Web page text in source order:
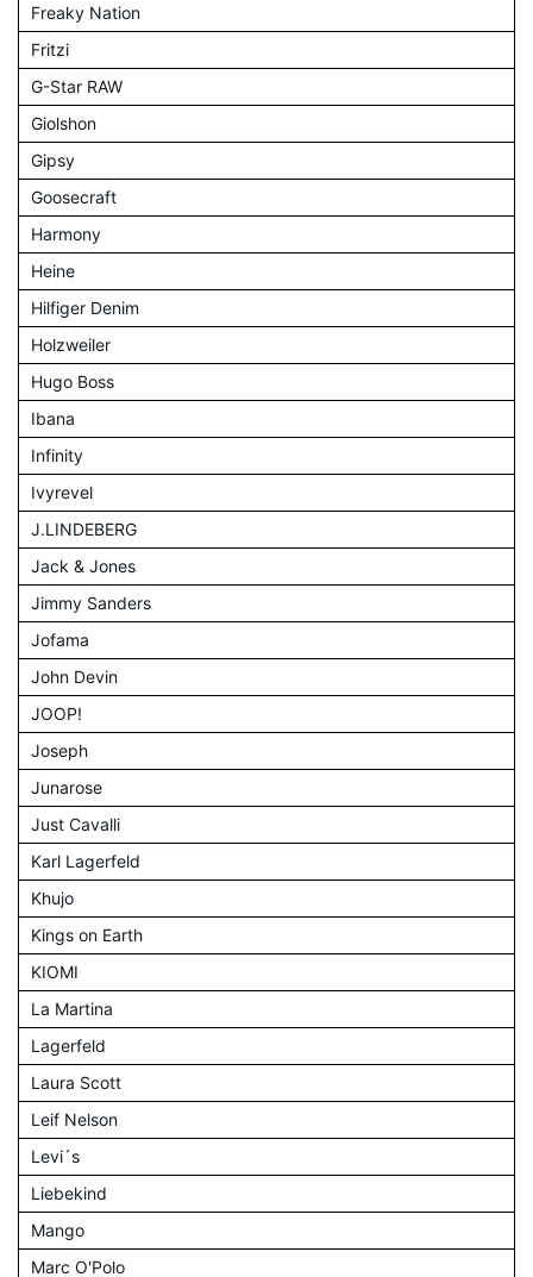
Freaky Nation
Fritzi
G-Star RAW
Giolshon
Gipsy
Goosecraft
Harmony
Heine
Hilfiger Denim
Holzweiler
Hugo Boss
Ibana
Infinity
Ivyrevel
J.LINDEBERG
Jack & Jones
Jimmy Sanders
Jofama
John Devin
JOOP!
Joseph
Junarose
Just Cavalli
Karl Lagerfeld
Khujo
Kings on Earth
KIOMI
La Martina
Lagerfeld
Laura Scott
Leif Nelson
Levi´s
Liebekind
Mango
Marc O'Polo